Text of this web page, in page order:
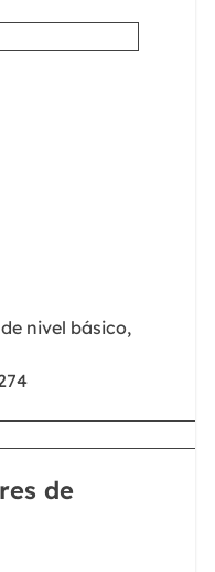
nivel básico,
de